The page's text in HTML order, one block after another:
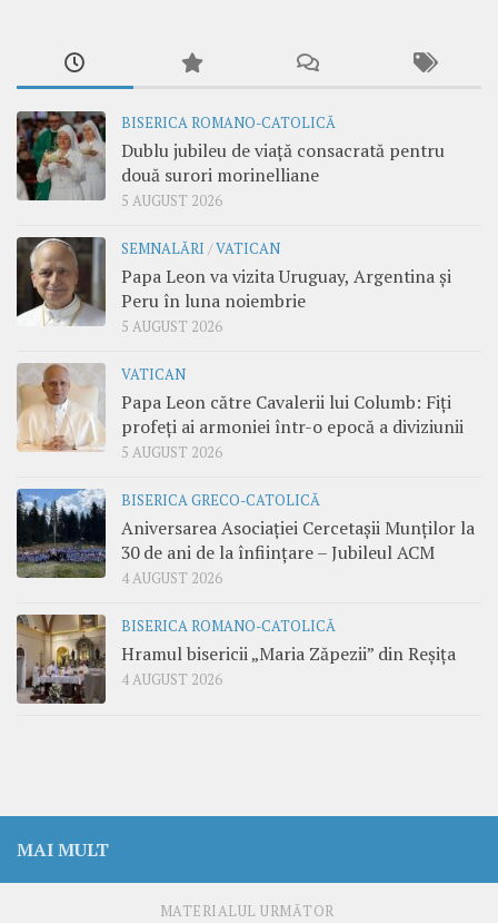
BISERICA ROMANO-CATOLICĂ
Dublu jubileu de viață consacrată pentru
două surori morinelliane
5 AUGUST 2026
SEMNALĂRI /VATICAN
Papa Leon va vizita Uruguay, Argentina și
Peru în luna noiembrie
5 AUGUST 2026
VATICAN
Papa Leon către Cavalerii lui Columb: Fiți
profeți ai armoniei într-o epocă a diviziunii
5 AUGUST 2026
BISERICA GRECO-CATOLICĂ
Aniversarea Asociației Cercetașii Munților la
30 de ani de la înființare – Jubileul ACM
4 AUGUST 2026
BISERICA ROMANO-CATOLICĂ
Hramul bisericii „Maria Zăpezii” din Reșița
4 AUGUST 2026
MAI MULT
MATERIALUL URMĂTOR